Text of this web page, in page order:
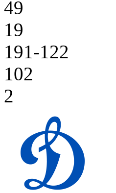
49
19
191-122
102
2